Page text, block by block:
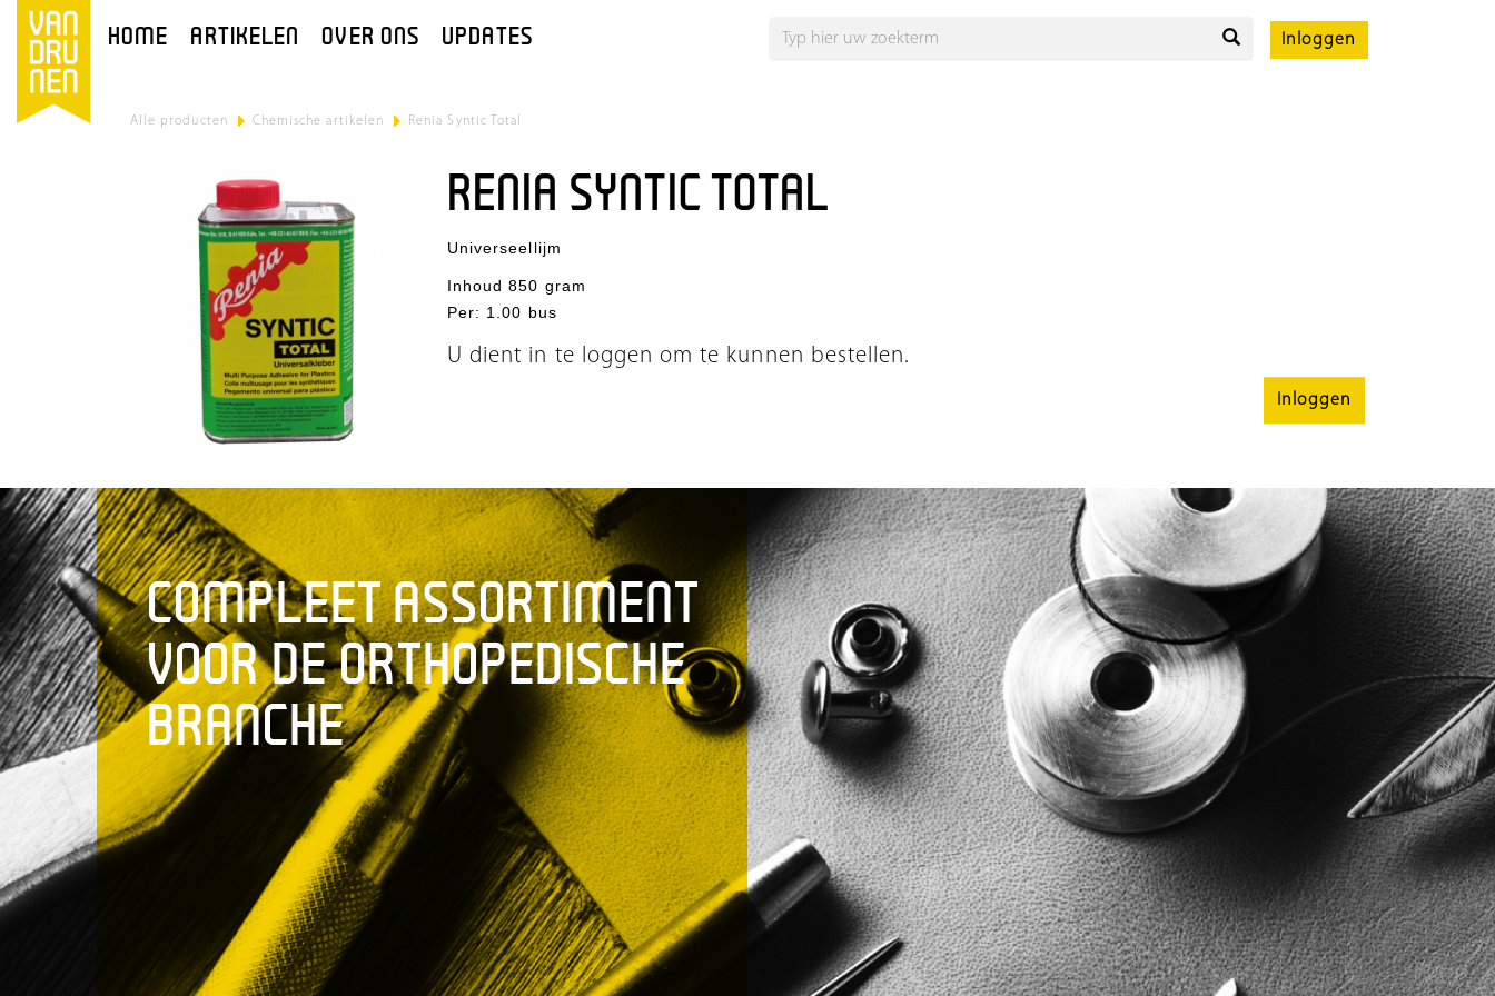
HOME ARTIKELEN OVER ONS UPDATES Inloggen
Alle producten > Chemische artikelen > Renia Syntic Total
RENIA SYNTIC TOTAL
Universeellijm
Inhoud 850 gram
Per: 1.00 bus
U dient in te loggen om te kunnen bestellen.
Inloggen
COMPLEET ASSORTIMENT
VOOR DE ORTHOPEDISCHE
BRANCHE